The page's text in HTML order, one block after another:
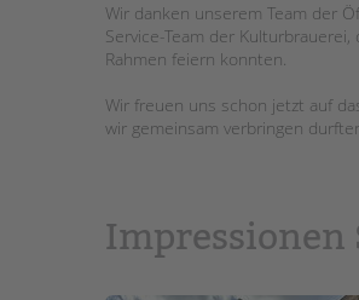
Wir danken unserem Team der
Service-Team der
Rahmen feiern konnten.
Wir freuen uns schon jetzt auf
wir gemeinsam verbringen
Impressionen